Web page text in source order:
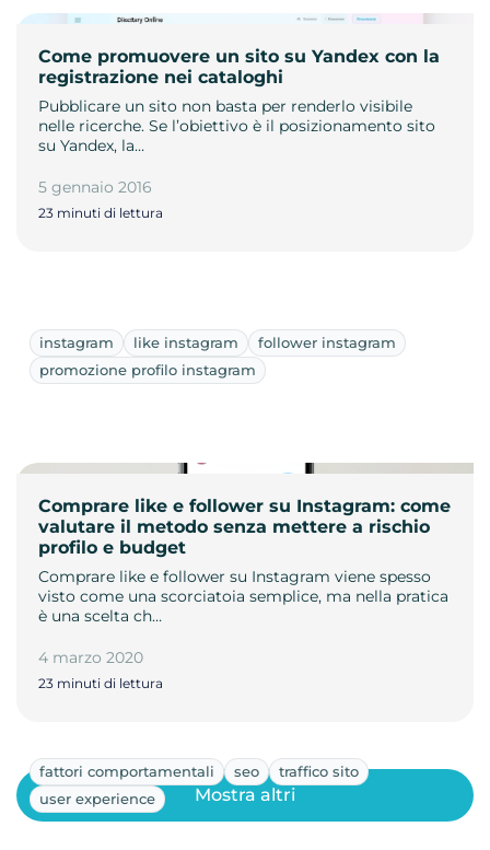
Come promuovere un sito su Yandex con la
registrazione nei cataloghi
Pubblicare un sito non basta per renderlo visibile
nelle ricerche. Se l’obiettivo è il posizionamento sito
su Yandex, la…
5 gennaio 2016
23 minuti di lettura
instagram like instagram
follower instagram
promozione profilo instagram
Comprare like e follower su Instagram: come
valutare il metodo senza mettere a rischio
profilo e budget
Comprare like e follower su Instagram viene spesso
visto come una scorciatoia semplice, ma nella pratica
è una scelta ch…
4 marzo 2020
23 minuti di lettura
fattori comportamentali seo
traffico sito
user experience
Mostra altri